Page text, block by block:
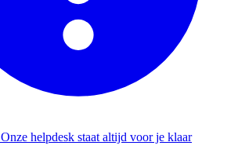
Onze helpdesk staat altijd voor je klaar